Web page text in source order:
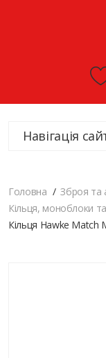
Навігація
Головна Зброя та
Кільця, моноблоки
Кільця Hawke Match